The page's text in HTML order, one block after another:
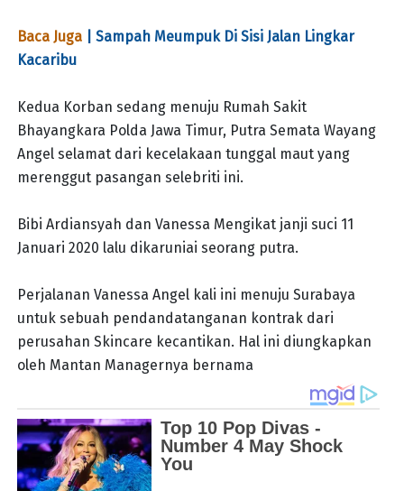
Baca Juga
| Sampah Meumpuk Di Sisi Jalan Lingkar
Kacaribu
Kedua Korban sedang menuju Rumah Sakit
Bhayangkara Polda Jawa Timur, Putra Semata Wayang
Angel selamat dari kecelakaan tunggal maut yang
merenggut pasangan selebriti ini.
Bibi Ardiansyah dan Vanessa Mengikat janji suci 11
Januari 2020 lalu dikaruniai seorang putra.
Perjalanan Vanessa Angel kali ini menuju Surabaya
untuk sebuah pendandatanganan kontrak dari
perusahan Skincare kecantikan. Hal ini diungkapkan
oleh Mantan Managernya bernama